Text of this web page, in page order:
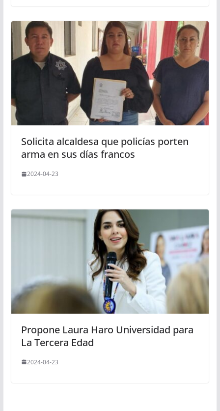
Solicita alcaldesa que policías porten
arma en sus días francos
2024-04-23
Propone Laura Haro Universidad para
La Tercera Edad
2024-04-23